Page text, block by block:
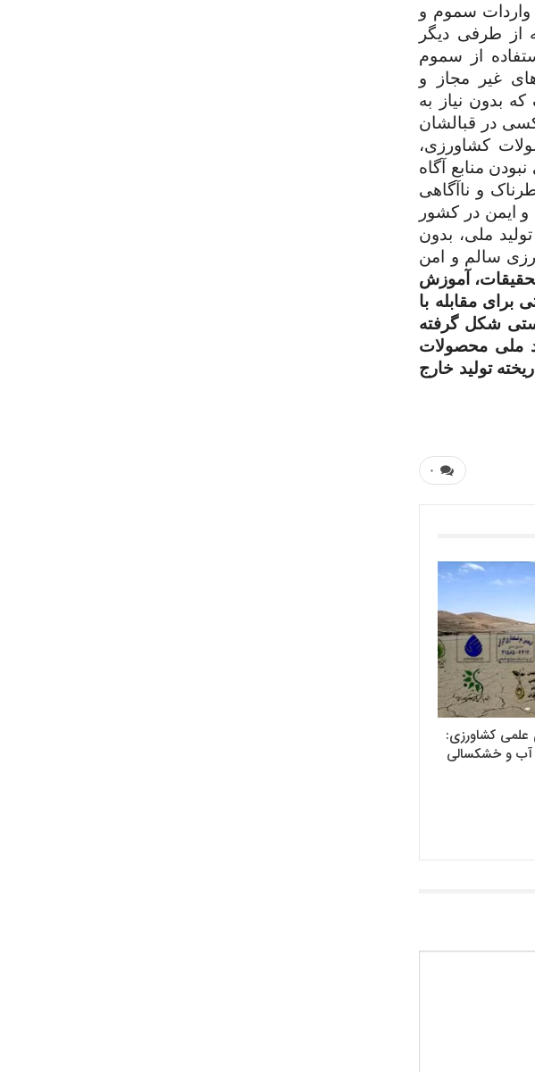
سموم و
از طرفی دیگر
از سموم
غیر مجاز و
بدون نیاز به
در قبالشان
کشاورزی،
منابع آگاه
و ناآگاهی
ایمن در کشور
ملی، بدون
سالم و امن
آموزش
مقابله با
شکل گرفته
ملی محصولات
تولید خارج
۰
علمی کشاورزی:
آب و خشکسالی